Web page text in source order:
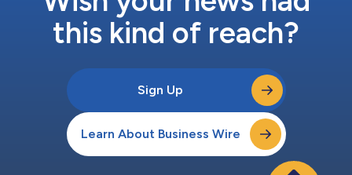
this kind of reach?
Sign Up
Learn About Business Wire